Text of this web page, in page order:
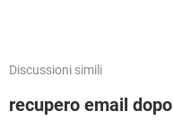
Discussioni simili
recupero email